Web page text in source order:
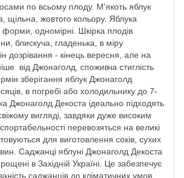
по всьому плоду. М'якоть яблук
щільна, жовтого кольору. Яблука
форми, одномірні. Шкірка плодів
блискуча, гладенька, в міру
дозрівання - кінець вересня, але на
від Джонаголд, споживча стиглість
зберігання яблук Джонаголд
в погребі або холодильнику до 7-
Джонаголд Декоста ідеально підходять
вигляді, завдяки дуже високим
перевозяться на великі
для виготовлення соків, сухих
Саджанці яблуні Джонаголд Декоста
в Західній Україні. Це забезпечує
саджанців до кліматичних умов